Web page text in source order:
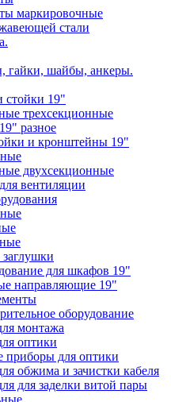
маркировочные
стали
гайки, шайбы, анкеры.
19"
трехсекционные
разное
и кронштейны 19"
двухсекционные
вентиляции
для шкафов 19"
направляющие 19"
оборудование
монтажа
оптики
приборы для оптики
обжима и зачистки кабеля
для заделки витой пары